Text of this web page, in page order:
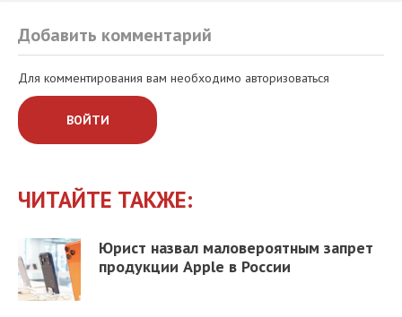
Добавить комментарий
Для комментирования вам необходимо авторизоваться
ВОЙТИ
ЧИТАЙТЕ ТАКЖЕ:
Юрист назвал маловероятным запрет
продукции Apple в России